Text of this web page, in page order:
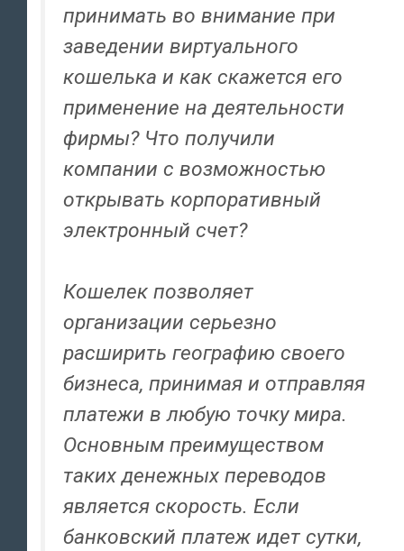
принимать во внимание при
заведении виртуального
кошелька и как скажется его
применение на деятельности
фирмы? Что получили
компании с возможностью
открывать корпоративный
электронный счет?
Кошелек позволяет
организации серьезно
расширить географию своего
бизнеса, принимая и отправляя
платежи в любую точку мира.
Основным преимуществом
таких денежных переводов
является скорость. Если
банковский платеж идет сутки,